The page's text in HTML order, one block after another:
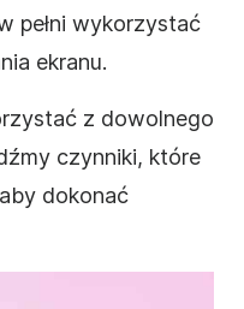
pełni wykorzystać
ekranu.
z dowolnego
czynniki, które
dokonać